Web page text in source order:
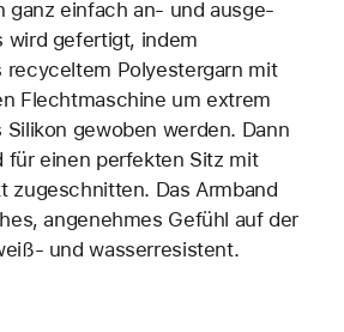
ganz einfach an‑ und ausge­
wird gefertigt, indem
recyceltem Polyester­garn mit
Flecht­maschine um extrem
Silikon gewoben werden. Dann
für einen perfekten Sitz mit
zuge­schnitten. Das Armband
angenehmes Gefühl auf der
und wasser­resistent.